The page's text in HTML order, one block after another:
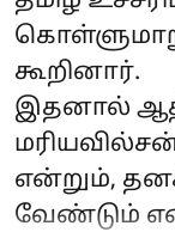
கூறினார்.
இதனால்
என்றும்,
வேண்டும்